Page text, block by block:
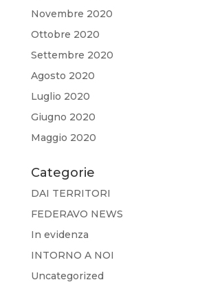
Novembre 2020
Ottobre 2020
Settembre 2020
Agosto 2020
Luglio 2020
Giugno 2020
Maggio 2020
Categorie
DAI TERRITORI
FEDERAVO NEWS
In evidenza
INTORNO A NOI
Uncategorized